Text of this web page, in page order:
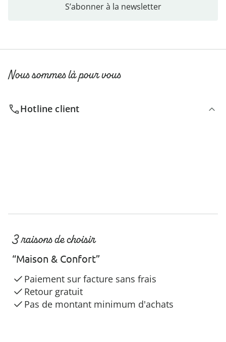
S’abonner à la newsletter
Nous sommes là pour vous
Hotline client
3 raisons de choisir
“Maison & Confort”
Paiement sur facture sans frais
Retour gratuit
Pas de montant minimum d'achats